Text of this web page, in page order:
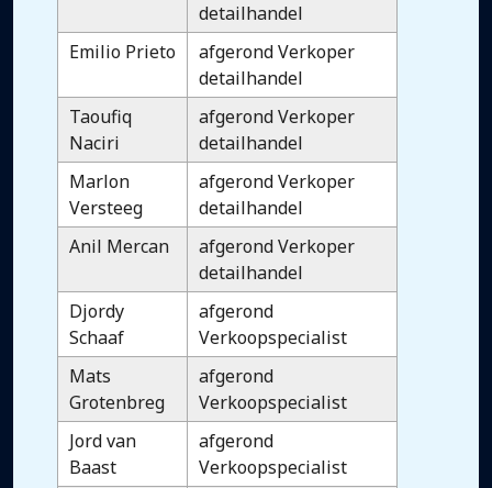
detailhandel
Emilio Prieto
afgerond Verkoper
detailhandel
Taoufiq
Naciri
afgerond Verkoper
detailhandel
Marlon
Versteeg
afgerond Verkoper
detailhandel
Anil Mercan
afgerond Verkoper
detailhandel
Djordy
Schaaf
afgerond
Verkoopspecialist
Mats
Grotenbreg
afgerond
Verkoopspecialist
Jord van
Baast
afgerond
Verkoopspecialist